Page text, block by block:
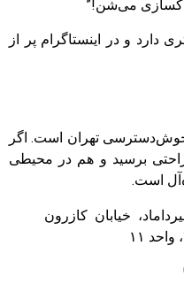
می‌شن!”
مشتری دارد و در اینستاگرام پر از
تهران است. اگر
برسید و هم در محیطی
است.
خیابان کازرون